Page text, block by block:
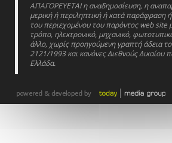
ΑΠΑΓΟΡΕΥΕΤΑΙ η αναδημοσίευση, η
μερική ή περιληπτική ή κατά παράφραση
του περιεχομένου του παρόντος web site
τρόπο, ηλεκτρονικό, μηχανικό,
άλλο, χωρίς προηγούμενη γραπτή άδεια
2121/1993 και κανόνες Διεθνούς Δικαίου
Ελλάδα.